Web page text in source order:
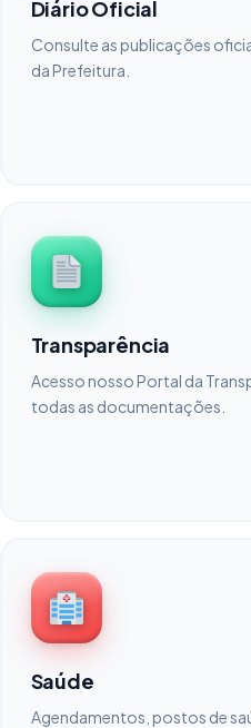
Diário Oficial
Consulte as publicações
da Prefeitura.
Transparência
Acesso nosso Portal da
todas as documentações.
Saúde
Agendamentos, postos de